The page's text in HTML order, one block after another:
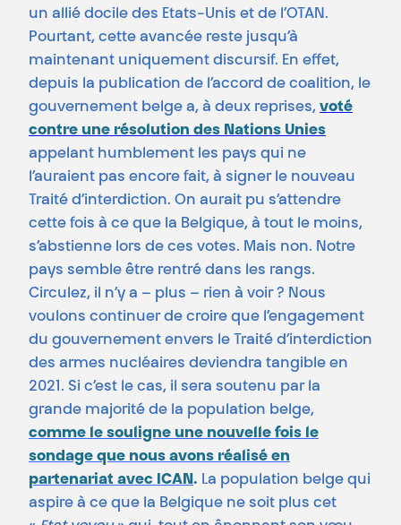
un allié docile des Etats-Unis et de l’OTAN.
Pourtant, cette avancée reste jusqu’à
maintenant uniquement discursif. En effet,
depuis la publication de l’accord de coalition, le
gouvernement belge a, à deux reprises, voté
contre une résolution des Nations Unies
appelant humblement les pays qui ne
l’auraient pas encore fait, à signer le nouveau
Traité d’interdiction. On aurait pu s’attendre
cette fois à ce que la Belgique, à tout le moins,
s’abstienne lors de ces votes. Mais non. Notre
pays semble être rentré dans les rangs.
Circulez, il n’y a – plus – rien à voir ? Nous
voulons continuer de croire que l’engagement
du gouvernement envers le Traité d’interdiction
des armes nucléaires deviendra tangible en
2021. Si c’est le cas, il sera soutenu par la
grande majorité de la population belge,
comme le souligne une nouvelle fois le
sondage que nous avons réalisé en
partenariat avec ICAN. La population belge qui
aspire à ce que la Belgique ne soit plus cet